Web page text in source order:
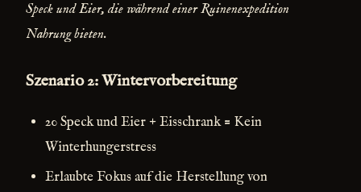
Speck und Eier, die während einer Ruinenexpedition
Nahrung bieten.
Szenario 2: Wintervorbereitung
20 Speck und Eier + Eisschrank = Kein
Winterhungerstress
Erlaubte Fokus auf die Herstellung von